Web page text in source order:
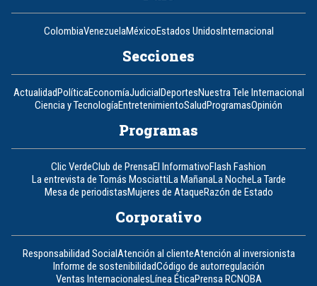
ColombiaVenezuelaMéxicoEstados UnidosInternacional
Secciones
ActualidadPolíticaEconomíaJudicialDeportesNuestra Tele Internacional
Ciencia y TecnologíaEntretenimientoSaludProgramasOpinión
Programas
Clic VerdeClub de PrensaEl InformativoFlash Fashion
La entrevista de Tomás MosciattiLa MañanaLa NocheLa Tarde
Mesa de periodistasMujeres de AtaqueRazón de Estado
Corporativo
Responsabilidad SocialAtención al clienteAtención al inversionista
Informe de sostenibilidadCódigo de autorregulación
Ventas InternacionalesLínea ÉticaPrensa RCNOBA